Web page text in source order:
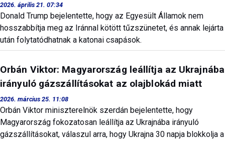
2026. április 21. 07:34
Donald Trump bejelentette, hogy az Egyesült Államok nem
hosszabbítja meg az Iránnal kötött tűzszünetet, és annak lejárta
után folytatódhatnak a katonai csapások.
Orbán Viktor: Magyarország leállítja az Ukrajnába
irányuló gázszállításokat az olajblokád miatt
2026. március 25. 11:08
Orbán Viktor miniszterelnök szerdán bejelentette, hogy
Magyarország fokozatosan leállítja az Ukrajnába irányuló
gázszállításokat, válaszul arra, hogy Ukrajna 30 napja blokkolja a